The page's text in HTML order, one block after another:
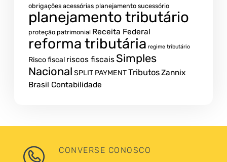
obrigações acessórias planejamento sucessório
planejamento tributário
proteção patrimonial Receita Federal
reforma tributária regime tributário
Risco fiscal riscos fiscais Simples
Nacional SPLIT PAYMENTTributosZannix
Brasil Contabilidade
CONVERSE CONOSCO